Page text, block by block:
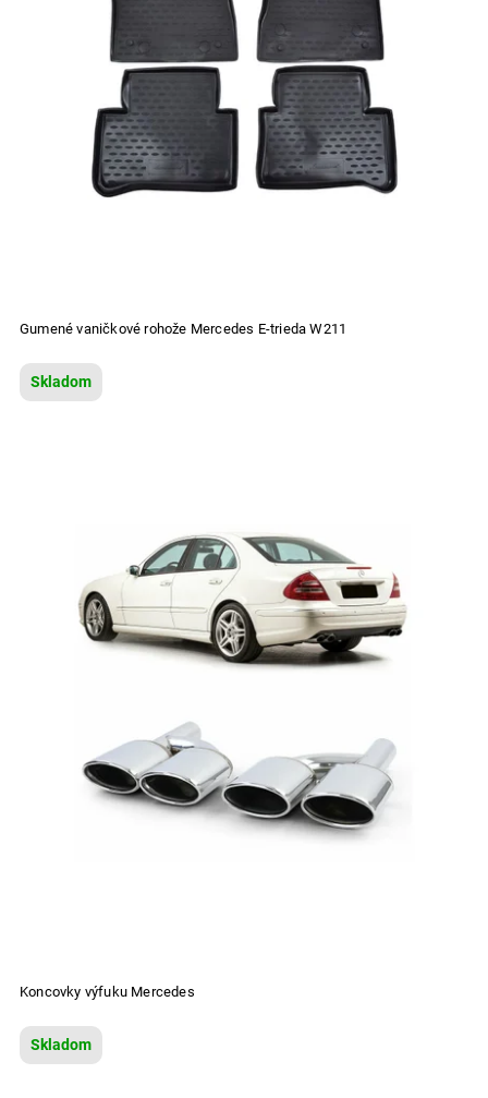
Gumené vaničkové rohože Mercedes E-trieda W211
Skladom
Koncovky výfuku Mercedes
Skladom